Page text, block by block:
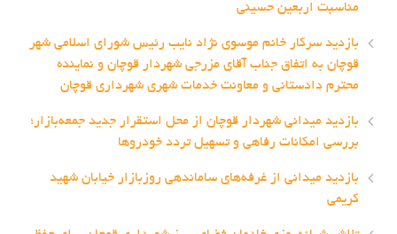
مناسبت اربعین حسینی
بازدید سرکار خانم موسوی نژاد نایب رئیس شورای اسلامی شهر
قوچان به اتفاق جناب آقای مزرجی شهردار قوچان و نماینده
محترم دادستانی و معاونت خدمات شهری شهرداری قوچان
بازدید میدانی شهردار قوچان از محل استقرار جدید جمعه‌بازار؛
بررسی امکانات رفاهی و تسهیل تردد خودروها
بازدید میدانی از غرفه‌های ساماندهی روزبازار خیابان شهید
کریمی